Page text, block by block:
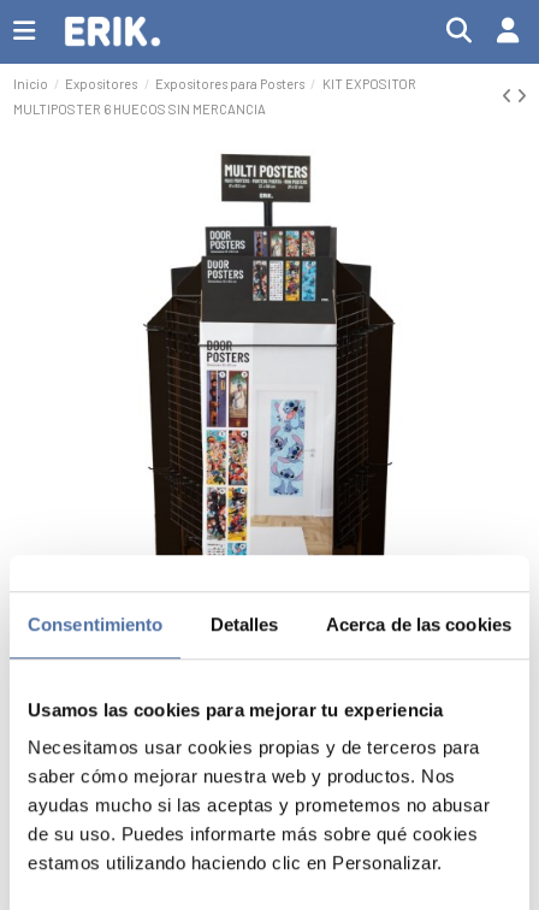
Consentimiento Detalles Acerca de las cookies
Usamos las cookies para mejorar tu experiencia
Necesitamos usar cookies propias y de terceros para
saber cómo mejorar nuestra web y productos. Nos
ayudas mucho si las aceptas y prometemos no abusar
de su uso. Puedes informarte más sobre qué cookies
estamos utilizando haciendo clic en Personalizar.
Inicio Expositores Expositores para Posters
KIT EXPOSITOR
MULTIPOSTER 6 HUECOS SIN MERCANCIA
KIT EXPOSITOR MULTIPOSTER 6
HUECOS SIN MERCANCIA